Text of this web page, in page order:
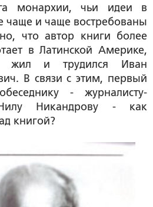
монархии, чьи идеи в
чаще и чаще востребованы
что автор книги более
в Латинской Америке,
жил и трудился Иван
В связи с этим, первый
- журналисту-
Никандрову - как
книгой?